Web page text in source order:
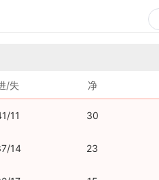
/失 净
11 30
14 23